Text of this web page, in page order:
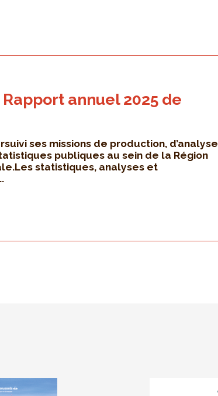
annuel 2025 de
ses missions de production, d’analyse
publiques au sein de la Région
statistiques, analyses et